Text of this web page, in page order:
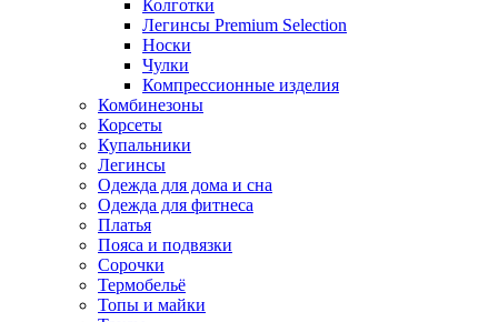
Колготки
Легинсы Premium Selection
Носки
Чулки
Компрессионные изделия
Комбинезоны
Корсеты
Купальники
Легинсы
Одежда для дома и сна
Одежда для фитнеса
Платья
Пояса и подвязки
Сорочки
Термобельё
Топы и майки